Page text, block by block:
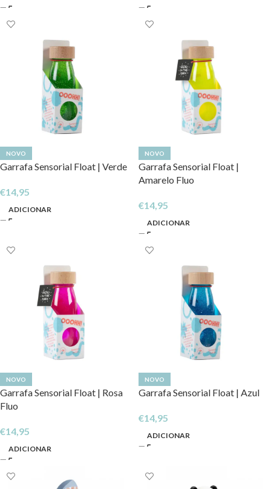
NOVO
Garrafa Sensorial Float | Verde
€14,95
ADICIONAR
NOVO
Garrafa Sensorial Float |
Amarelo Fluo
€14,95
ADICIONAR
NOVO
Garrafa Sensorial Float | Rosa
Fluo
€14,95
ADICIONAR
NOVO
Garrafa Sensorial Float | Azul
€14,95
ADICIONAR